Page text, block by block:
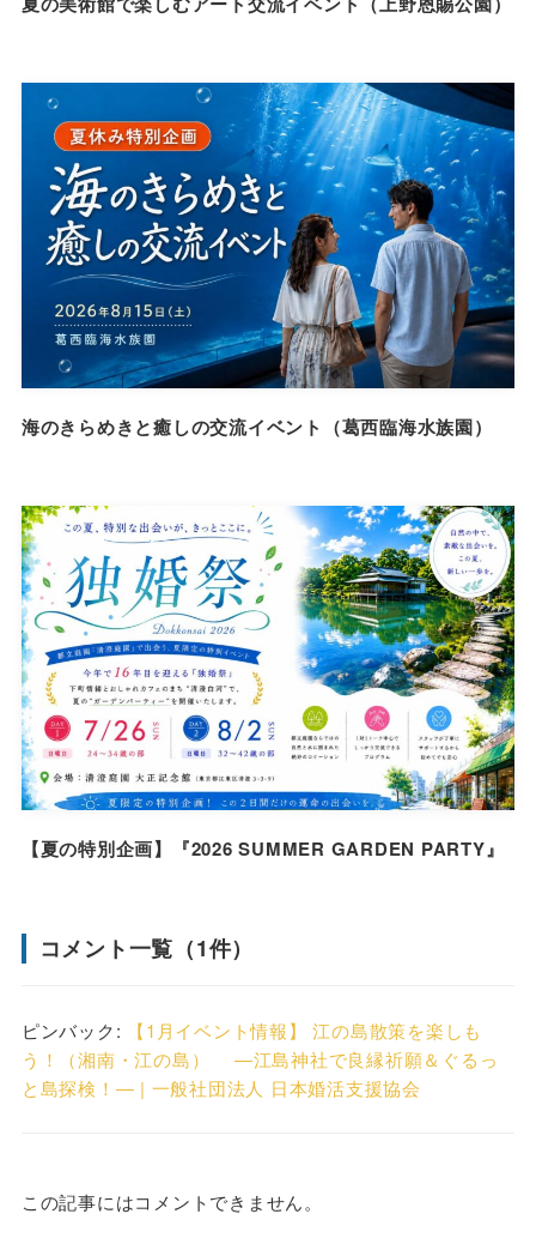
海のきらめきと癒しの交流イベント（葛西臨海水族園）
【夏の特別企画】『2026 SUMMER GARDEN PARTY』
コメント一覧（1件）
ピンバック:
【1月イベント情報】 江の島散策を楽しも
う！（湘南・江の島） ―江島神社で良縁祈願＆ぐるっ
と島探検！― | 一般社団法人 日本婚活支援協会
この記事にはコメントできません。